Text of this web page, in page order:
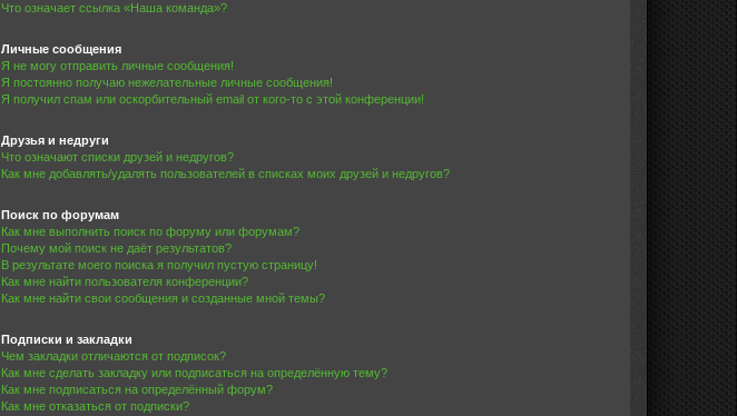
Что означает ссылка «Наша команда»?
Личные сообщения
Я не могу отправить личные сообщения!
Я постоянно получаю нежелательные личные сообщения!
Я получил спам или оскорбительный email от кого-то с этой конференции!
Друзья и недруги
Что означают списки друзей и недругов?
Как мне добавлять/удалять пользователей в списках моих друзей и недругов?
Поиск по форумам
Как мне выполнить поиск по форуму или форумам?
Почему мой поиск не даёт результатов?
В результате моего поиска я получил пустую страницу!
Как мне найти пользователя конференции?
Как мне найти свои сообщения и созданные мной темы?
Подписки и закладки
Чем закладки отличаются от подписок?
Как мне сделать закладку или подписаться на определённую тему?
Как мне подписаться на определённый форум?
Как мне отказаться от подписки?